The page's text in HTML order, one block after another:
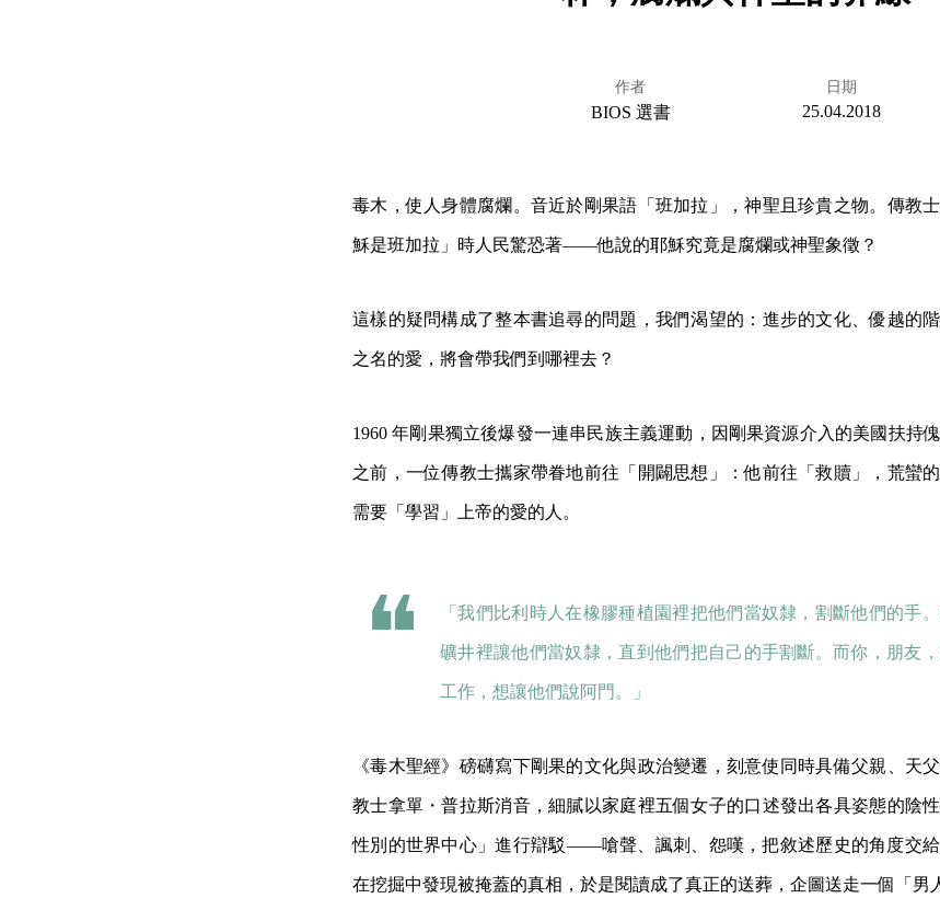
作者
BIOS 選書
日期
25.04.2018
毒木，使人身體腐爛。音近於剛果語「班加拉」，神聖且珍貴之物。傳教
穌是班加拉」時人民驚恐著——他說的耶穌究竟是腐爛或神聖象徵？
這樣的疑問構成了整本書追尋的問題，我們渴望的：進步的文化、優越的
之名的愛，將會帶我們到哪裡去？
1960 年剛果獨立後爆發一連串民族主義運動，因剛果資源介入的美國扶持
之前，一位傳教士攜家帶眷地前往「開闢思想」：他前往「救贖」，荒蠻
需要「學習」上帝的愛的人。
「我們比利時人在橡膠種植園裡把他們當奴隸，割斷他們的手
礦井裡讓他們當奴隸，直到他們把自己的手割斷。而你，朋友
工作，想讓他們說阿門。」
《毒木聖經》磅礴寫下剛果的文化與政治變遷，刻意使同時具備父親、天
教士拿單・普拉斯消音，細膩以家庭裡五個女子的口述發出各具姿態的陰
性別的世界中心」進行辯駁——嗆聲、諷刺、怨嘆，把敘述歷史的角度交給
在挖掘中發現被掩蓋的真相，於是閱讀成了真正的送葬，企圖送走一個「男